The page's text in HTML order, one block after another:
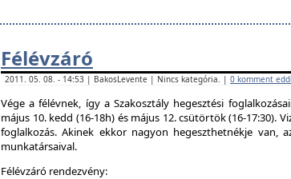
Félévzáró
2011. 05. 08. - 14:53 | BakosLevente | Nincs kategória. | 0 komment
Vége a félévnek, így a Szakosztály hegesztési
május 10. kedd (16-18h) és május 12. csütörtök (16-17:30).
foglalkozás. Akinek ekkor nagyon hegeszthetnékje van,
munkatársaival.
Félévzáró rendezvény: